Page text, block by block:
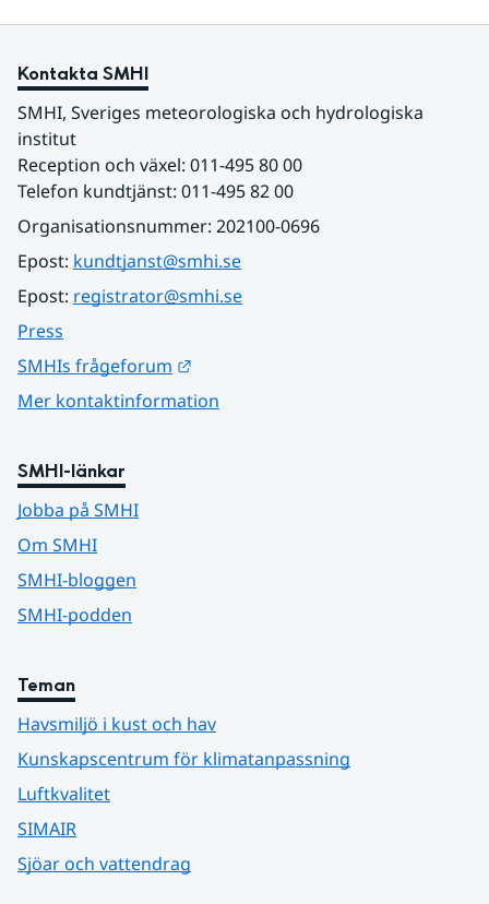
Kontakta SMHI
SMHI, Sveriges meteorologiska och hydrologiska
institut
Reception och växel: 011-495 80 00
Telefon kundtjänst: 011-495 82 00
Organisationsnummer: 202100-0696
Epost: kundtjanst@smhi.se
Epost: registrator@smhi.se
Press
SMHIs frågeforum
Mer kontaktinformation
SMHI-länkar
Jobba på SMHI
Om SMHI
SMHI-bloggen
SMHI-podden
Teman
Havsmiljö i kust och hav
Kunskapscentrum för klimatanpassning
Luftkvalitet
SIMAIR
Sjöar och vattendrag